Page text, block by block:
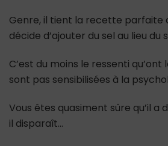
Genre, il tient la recette parfaite
décide d’ajouter du sel au lieu du
C’est du moins le ressenti
sont pas sensibilisées à la
Vous êtes quasiment sûre qu’il a
il disparaît…